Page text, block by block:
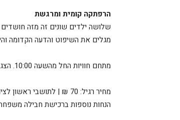
הרפתקה קומית ומרגשת
שלושה ילדים שונים זה מזה
מגלים את השיפוט והדעה הקדומה
מתחם חוויות החל מהשעה 10:00. הצגה: 11:00
מחיר רגיל: 70 ₪ | לתושבי ראשון לציון: 49 ₪
הנחות נוספות ברכישת חבילה משפחתית ( החל מ3